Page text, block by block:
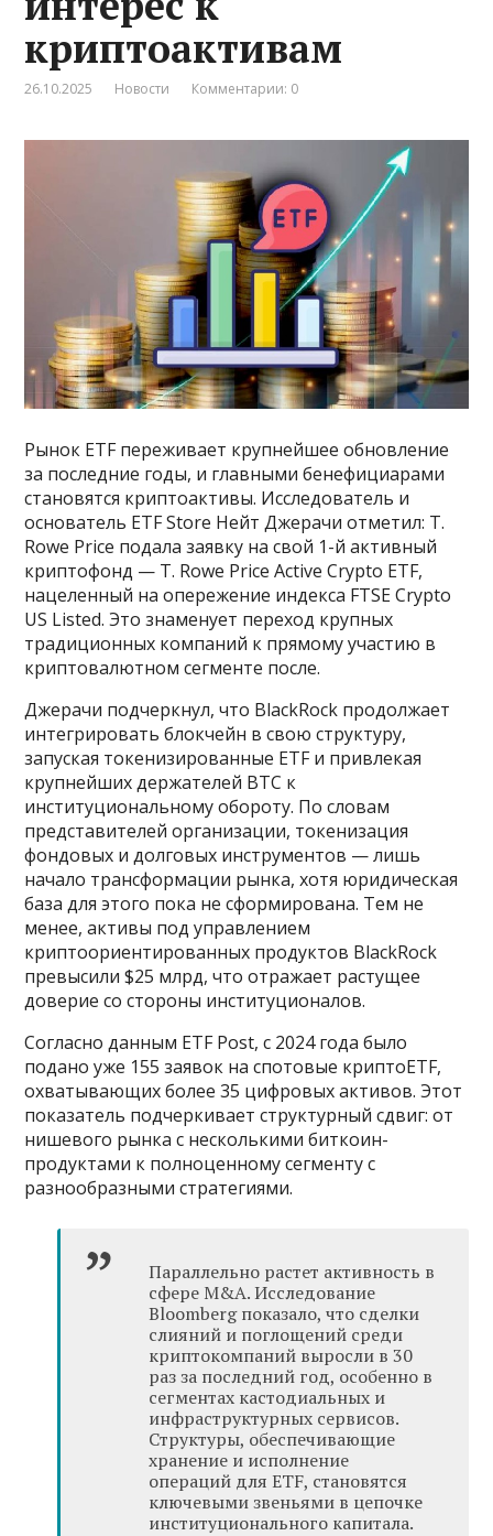
криптоактивам
26.10.2025 Новости Комментарии: 0
Рынок ETF переживает крупнейшее обновление
за последние годы, и главными бенефициарами
становятся криптоактивы. Исследователь и
основатель ETF Store Нейт Джерачи отметил: T.
Rowe Price подала заявку на свой 1-й активный
криптофонд — T. Rowe Price Active Crypto ETF,
нацеленный на опережение индекса FTSE Crypto
US Listed. Это знаменует переход крупных
традиционных компаний к прямому участию в
криптовалютном сегменте после.
Джерачи подчеркнул, что BlackRock продолжает
интегрировать блокчейн в свою структуру,
запуская токенизированные ETF и привлекая
крупнейших держателей BTC к
институциональному обороту. По словам
представителей организации, токенизация
фондовых и долговых инструментов — лишь
начало трансформации рынка, хотя юридическая
база для этого пока не сформирована. Тем не
менее, активы под управлением
криптоориентированных продуктов BlackRock
превысили $25 млрд, что отражает растущее
доверие со стороны институционалов.
Согласно данным ETF Post, с 2024 года было
подано уже 155 заявок на спотовые криптоETF,
охватывающих более 35 цифровых активов. Этот
показатель подчеркивает структурный сдвиг: от
нишевого рынка с несколькими биткоин-
продуктами к полноценному сегменту с
разнообразными стратегиями.
Параллельно растет активность в
сфере M&A. Исследование
Bloomberg показало, что сделки
слияний и поглощений среди
криптокомпаний выросли в 30
раз за последний год, особенно в
сегментах кастодиальных и
инфраструктурных сервисов.
Структуры, обеспечивающие
хранение и исполнение
операций для ETF, становятся
ключевыми звеньями в цепочке
институционального капитала.